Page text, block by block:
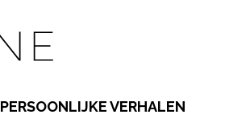
PERSOONLIJKE VERHALEN